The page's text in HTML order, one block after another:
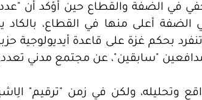
في الضفة والقطاع حين أؤكد أن "عدد
الضفة أعلى منها في القطاع،
بحكم غزة على قاعدة أيديولوجية
"سابقين"، عن مجتمع مدني
وتحليله، ولكن في زمن "ترقيم"